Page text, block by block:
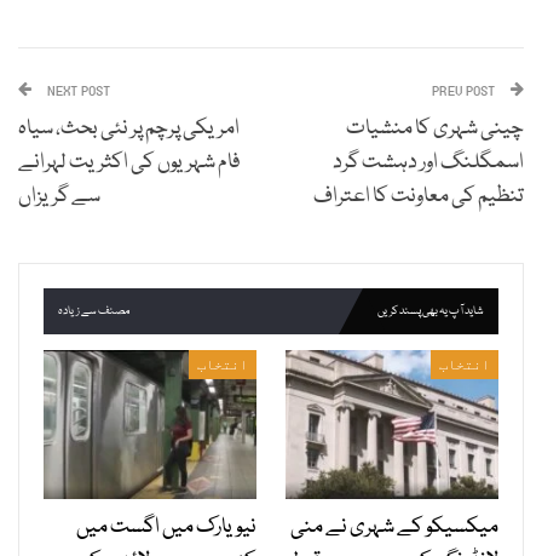
چینی شہری کا منشیات
اسمگلنگ اور دہشت گرد
تنظیم کی معاونت کا اعتراف
NEXT POST
امریکی پرچم پر نئی بحث، سیاہ
فام شہریوں کی اکثریت لہرانے
سے گریزاں
شاید آپ یہ بھی پسند کریں مصنف سے زیادہ
انتخاب
میکسیکو کے شہری نے منی
انتخاب
نیویارک میں اگست میں